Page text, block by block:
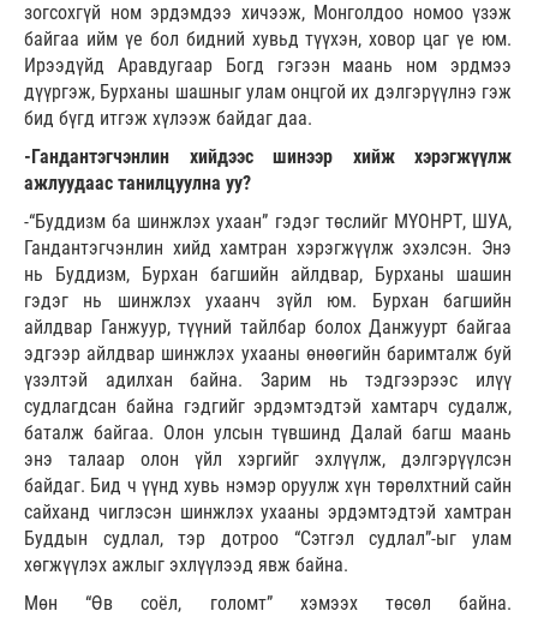
зогсохгүй ном эрдэмдээ хичээж, Монголдоо номоо үзэж
байгаа ийм үе бол бидний хувьд түүхэн, ховор цаг үе юм.
Ирээдүйд Аравдугаар Богд гэгээн маань ном эрдмээ
дүүргэж, Бурханы шашныг улам онцгой их дэлгэрүүлнэ гэж
бид бүгд итгэж хүлээж байдаг даа.
-Гандантэгчэнлин хийдээс шинээр хийж хэрэгжүүлж
ажлуудаас танилцуулна уу?
-“Буддизм ба шинжлэх ухаан” гэдэг төслийг МҮОНРТ, ШУА,
Гандантэгчэнлин хийд хамтран хэрэгжүүлж эхэлсэн. Энэ
нь Буддизм, Бурхан багшийн айлдвар, Бурханы шашин
гэдэг нь шинжлэх ухаанч зүйл юм. Бурхан багшийн
айлдвар Ганжуур, түүний тайлбар болох Данжуурт байгаа
эдгээр айлдвар шинжлэх ухааны өнөөгийн баримталж буй
үзэлтэй адилхан байна. Зарим нь тэдгээрээс илүү
судлагдсан байна гэдгийг эрдэмтэдтэй хамтарч судалж,
баталж байгаа. Олон улсын түвшинд Далай багш маань
энэ талаар олон үйл хэргийг эхлүүлж, дэлгэрүүлсэн
байдаг. Бид ч үүнд хувь нэмэр оруулж хүн төрөлхтний сайн
сайханд чиглэсэн шинжлэх ухааны эрдэмтэдтэй хамтран
Буддын судлал, тэр дотроо “Сэтгэл судлал”-ыг улам
хөгжүүлэх ажлыг эхлүүлээд явж байна.
Мөн “Өв соёл, голомт” хэмээх төсөл байна.